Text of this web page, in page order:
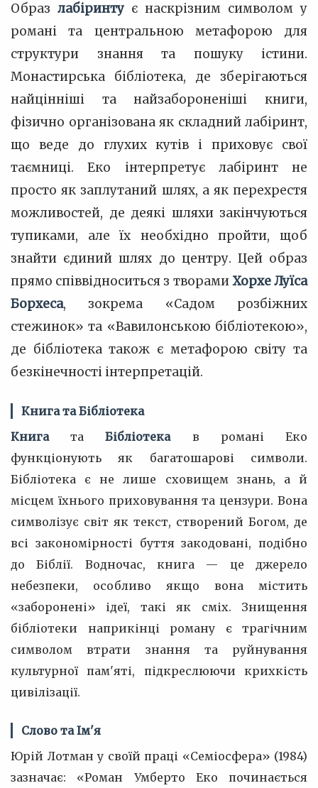
Образ лабіринту є наскрізним символом у
романі та центральною метафорою для
структури знання та пошуку істини.
Монастирська бібліотека, де зберігаються
найцінніші та найзабороненіші книги,
фізично організована як складний лабіринт,
що веде до глухих кутів і приховує свої
таємниці. Еко інтерпретує лабіринт не
просто як заплутаний шлях, а як перехрестя
можливостей, де деякі шляхи закінчуються
тупиками, але їх необхідно пройти, щоб
знайти єдиний шлях до центру. Цей образ
прямо співвідноситься з творамиХорхе Луїса
Борхеса, зокрема «Садом розбіжних
стежинок» та «Вавилонською бібліотекою»,
де бібліотека також є метафорою світу та
безкінечності інтерпретацій.
Книга та Бібліотека
КнигатаБібліотекав романі Еко
функціонують як багатошарові символи.
Бібліотека є не лише сховищем знань, а й
місцем їхнього приховування та цензури. Вона
символізує світ як текст, створений Богом, де
всі закономірності буття закодовані, подібно
до Біблії. Водночас, книга — це джерело
небезпеки, особливо якщо вона містить
«заборонені» ідеї, такі як сміх. Знищення
бібліотеки наприкінці роману є трагічним
символом втрати знання та руйнування
культурної пам'яті, підкреслюючи крихкість
цивілізації.
Слово та Ім'я
Юрій Лотман у своїй праці «Семіосфера» (1984)
зазначає: «Роман Умберто Еко починається